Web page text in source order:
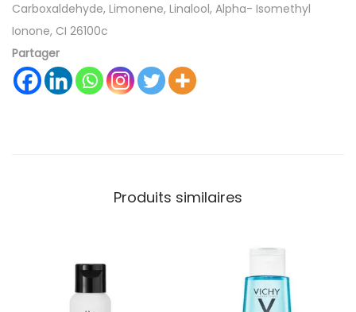
Carboxaldehyde, Limonene, Linalool, Alpha- Isomethyl
Ionone, CI 26100c
Partager
Produits similaires